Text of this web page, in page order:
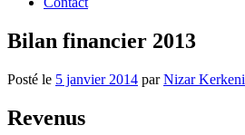
Bilan financier 2013
Posté le 5 janvier 2014 parNizar Kerkeni
Revenus